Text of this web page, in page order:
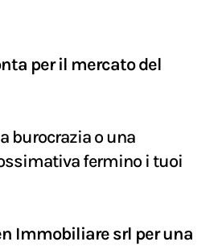
per il mercato del
burocrazia o una
fermino i tuoi
Immobiliare srl per una